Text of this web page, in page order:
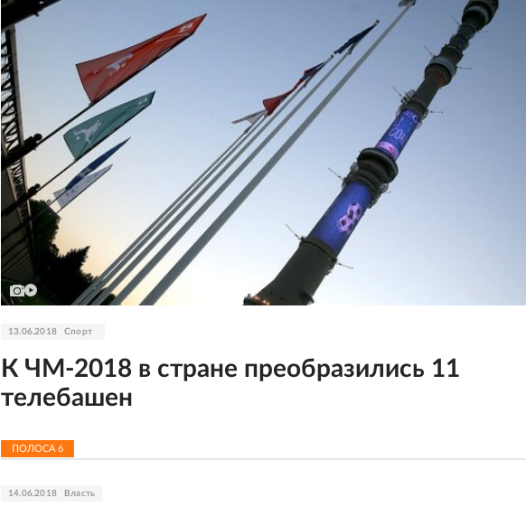
13.06.2018 Спорт
К ЧМ-2018 в стране преобразились 11
телебашен
ПОЛОСА6
14.06.2018 Власть